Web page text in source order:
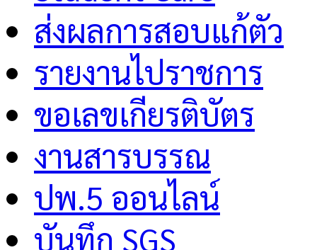
ส่งผลการสอบแก้ตัว
รายงานไปราชการ
ขอเลขเกียรติบัตร
งานสารบรรณ
ปพ.5 ออนไลน์
บันทึก SGS